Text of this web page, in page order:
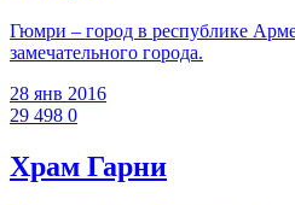
Гюмри – город в республике
замечательного города.
28 янв 2016
29 498 0
Храм Гарни